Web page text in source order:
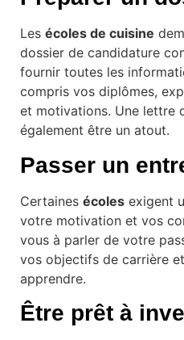
Les écoles de cuisine
dossier de candidature
fournir toutes les
compris vos diplômes,
et motivations. Une lettre
également être un atout.
Passer un
Certaines écoles exigent
votre motivation et vos
vous à parler de votre
vos objectifs de carrière
apprendre.
Être prêt à